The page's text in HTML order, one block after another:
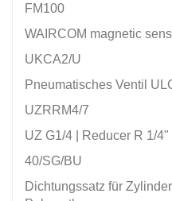
FM100
WAIRCOM magnetic
UKCA2/U
Pneumatisches Ventil
UZRRM4/7
UZ G1/4 | Reducer R 1/
40/SG/BU
Dichtungssatz für